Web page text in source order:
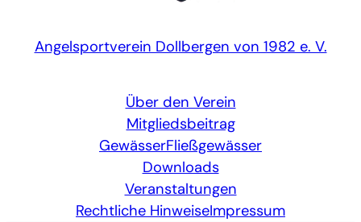
Angelsportverein Dollbergen von 1982 e. V.
Über den Verein
Mitgliedsbeitrag
GewässerFließgewässer
Downloads
Veranstaltungen
Rechtliche HinweiseImpressum